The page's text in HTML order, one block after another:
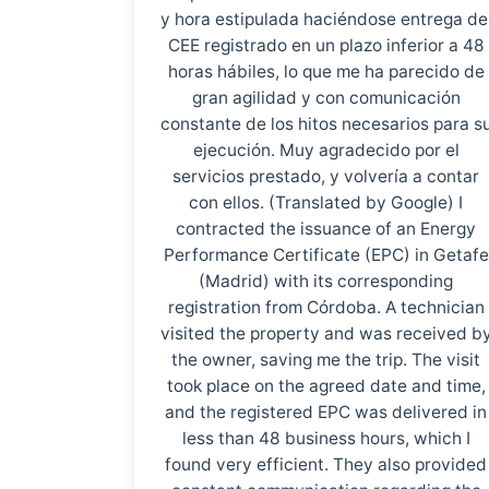
y hora estipulada haciéndose entrega
CEE registrado en un plazo inferior a 48
horas hábiles, lo que me ha parecido de
gran agilidad y con comunicación
constante de los hitos necesarios para
ejecución. Muy agradecido por el
servicios prestado, y volvería a contar
con ellos. (Translated by Google) I
contracted the issuance of an Energy
Performance Certificate (EPC) in Getafe
(Madrid) with its corresponding
registration from Córdoba. A technician
visited the property and was received
the owner, saving me the trip. The visit
took place on the agreed date and time,
and the registered EPC was delivered in
less than 48 business hours, which I
found very efficient. They also provided